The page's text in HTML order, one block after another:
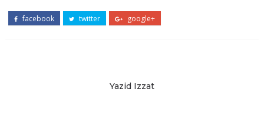
facebook twitter google+
Yazid Izzat